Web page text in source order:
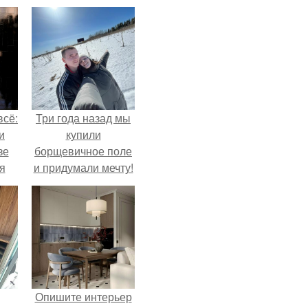
Три года назад мы
купили
борщевичное поле
и придумали мечту!
Опишите интерьер